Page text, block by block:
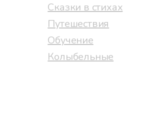
Сказки в стихах
Путешествия
Обучение
Колыбельные